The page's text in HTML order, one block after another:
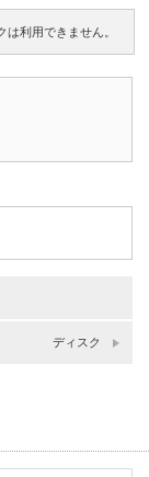
は利用できません。
ディスク